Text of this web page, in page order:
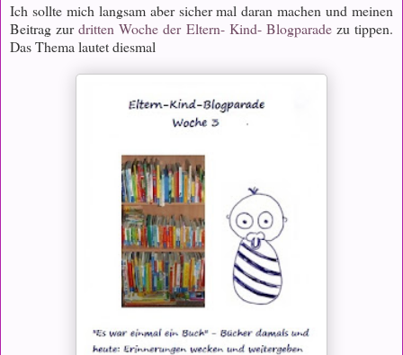
Ich sollte mich langsam aber sicher mal daran machen und meinen
Beitrag zurdritten Woche der Eltern- Kind- Blogparadezu tippen.
Das Thema lautet diesmal